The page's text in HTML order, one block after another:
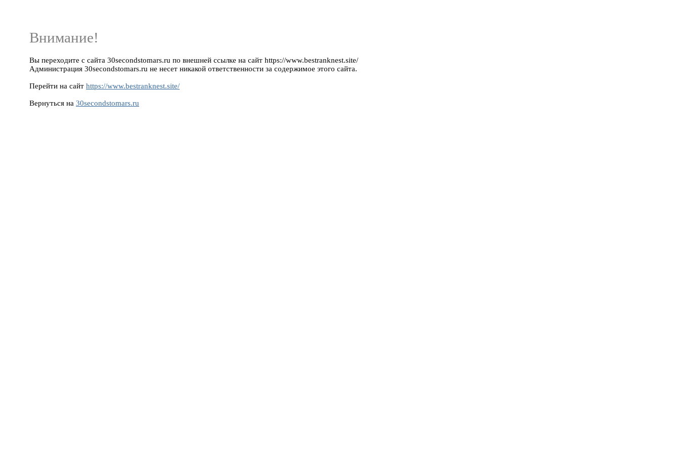
Внимание!
Вы переходите с сайта 30secondstomars.ru по внешней ссылке на сайт https://www.bestranknest.site/
Администрация 30secondstomars.ru не несет никакой ответственности за содержимое этого сайта.
Перейти на сайт https://www.bestranknest.site/
Вернуться на 30secondstomars.ru